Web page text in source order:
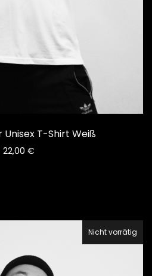
T-Shirt Weiß
22,00 €
Nicht vorrätig